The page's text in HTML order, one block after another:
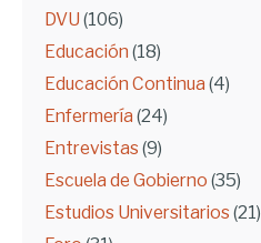
DVU (106)
Educación (18)
Educación Continua (4)
Enfermería (24)
Entrevistas (9)
Escuela de Gobierno (35)
Estudios Universitarios (21)